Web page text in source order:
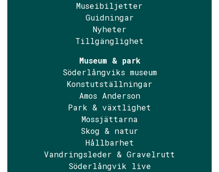
Museibiljetter
Guidningar
Nyheter
Tillgänglighet
Museum & park
Söderlångviks museum
Konstutställningar
Amos Anderson
Park & växtlighet
Mossjättarna
Skog & natur
Hållbarhet
Vandringsleder & Gravelrutt
Söderlångvik live